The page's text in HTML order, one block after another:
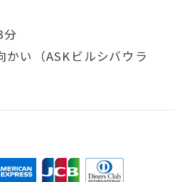
分
かい（ASKビルシバウラ